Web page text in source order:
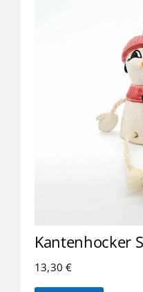
Kantenhocker
13,30€